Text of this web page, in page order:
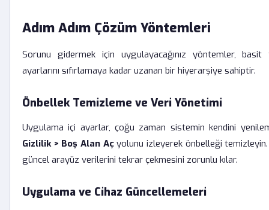
Adım Adım Çözüm Yöntemleri
Sorunu gidermek için uygulayacağınız yöntemler,
ayarlarını sıfırlamaya kadar uzanan bir hiyerarşiye sahiptir.
Önbellek Temizleme ve Veri Yönetimi
Uygulama içi ayarlar, çoğu zaman sistemin kendini
Gizlilik > Boş Alan Açyolunu izleyerek önbelleği
güncel arayüz verilerini tekrar çekmesini zorunlu kılar.
Uygulama ve Cihaz Güncellemeleri